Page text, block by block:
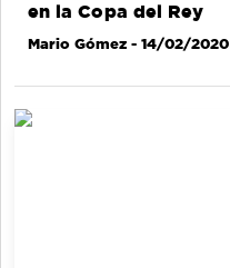
en la Copa del Rey
Mario Gómez - 14/02/2020